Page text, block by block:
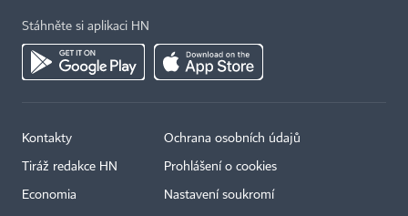
Stáhněte si aplikaci HN
Kontakty
Tiráž redakce HN
Economia
Ochrana osobních údajů
Prohlášení o cookies
Nastavení soukromí